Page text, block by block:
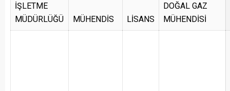
İŞLETME
MÜDÜRLÜĞÜ
MÜHENDİS LİSANS
DOĞAL GAZ
MÜHENDİSİ